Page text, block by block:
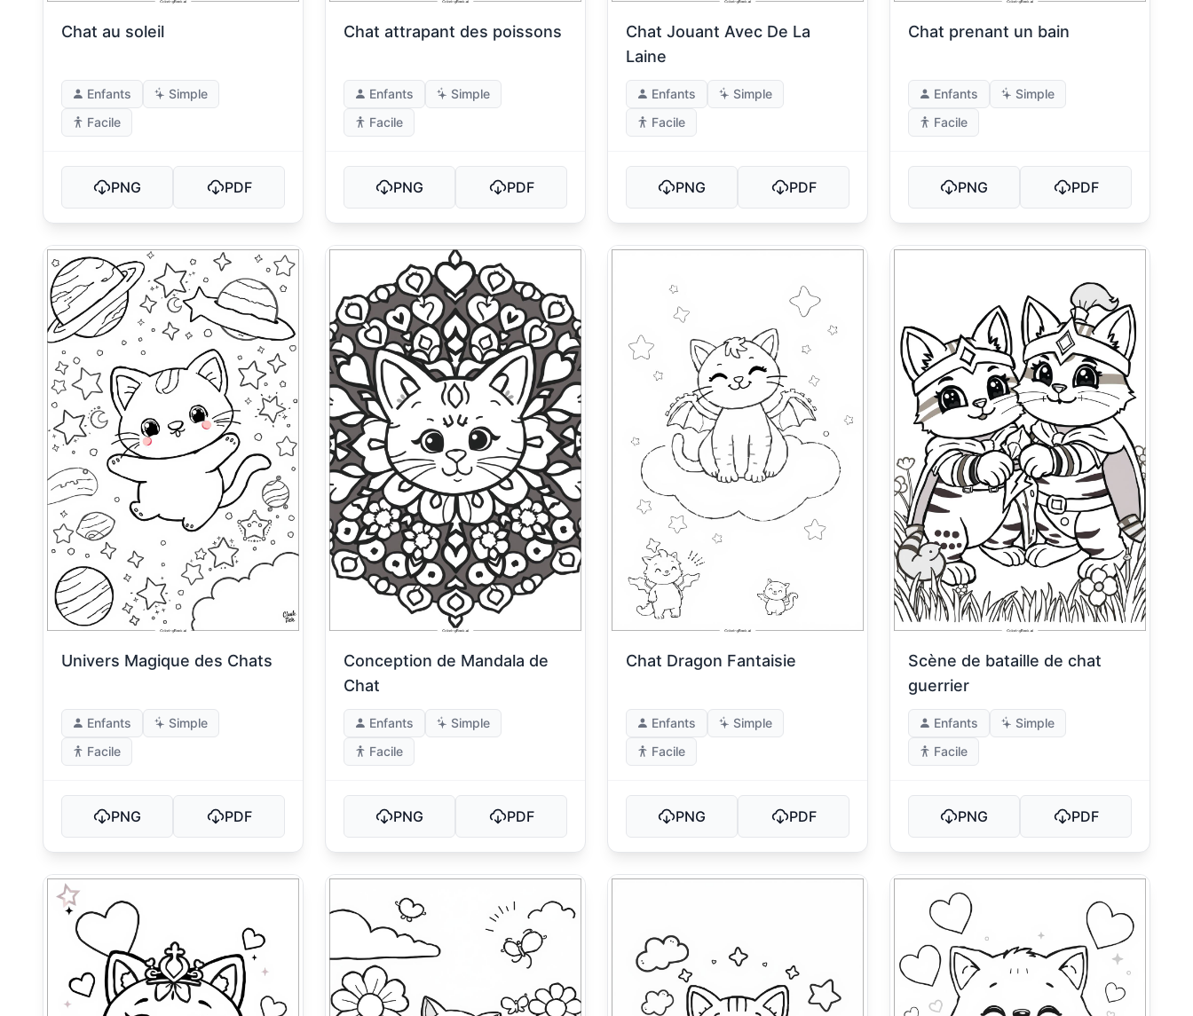
Chat au soleil
Enfants
Simple
Facile
PNG PDF
Chat attrapant des poissons
Enfants
Simple
Facile
PNG PDF
Chat Jouant Avec De La
Laine
Enfants
Simple
Facile
PNG PDF
Chat prenant un bain
Enfants
Simple
Facile
PNG PDF
Univers Magique des Chats
Enfants
Simple
Facile
PNG PDF
Conception de Mandala de
Chat
Enfants
Simple
Facile
PNG PDF
Chat Dragon Fantaisie
Enfants
Simple
Facile
PNG PDF
Scène de bataille de chat
guerrier
Enfants
Simple
Facile
PNG PDF